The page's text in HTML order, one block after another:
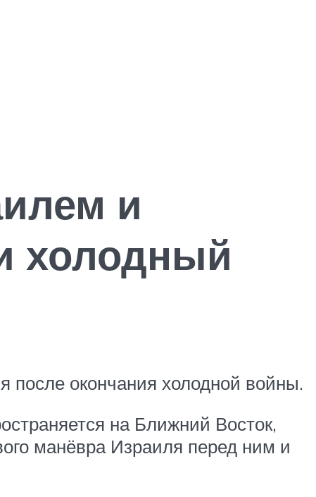
и
холодный
после окончания холодной войны.
на Ближний Восток,
манёвра Израиля перед ним и